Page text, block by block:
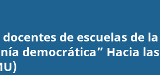
de escuelas de
democrática” Hacia